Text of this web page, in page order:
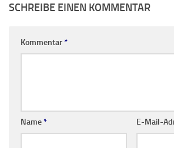
SCHREIBE EINEN KOMMENTAR
Kommentar*
Name* E-Mail-